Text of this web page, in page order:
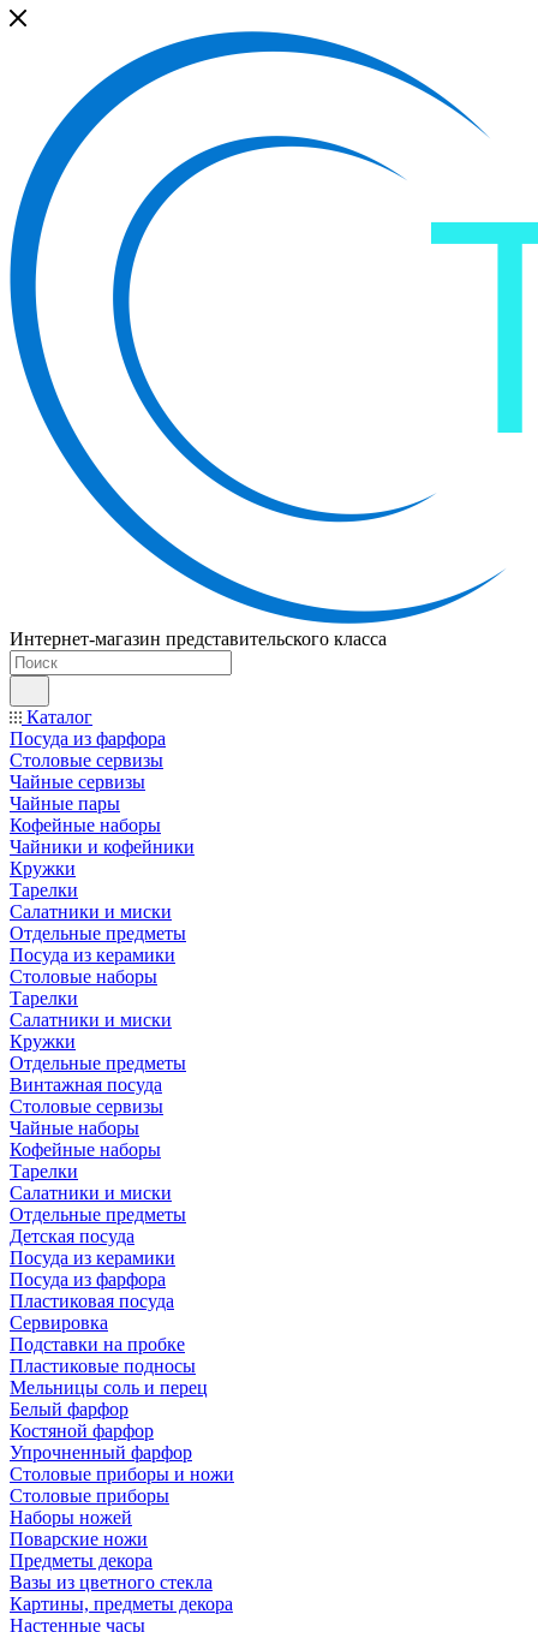
Интернет-магазин представительского класса
Каталог
Посуда из фарфора
Столовые сервизы
Чайные сервизы
Чайные пары
Кофейные наборы
Чайники и кофейники
Кружки
Тарелки
Салатники и миски
Отдельные предметы
Посуда из керамики
Столовые наборы
Тарелки
Салатники и миски
Кружки
Отдельные предметы
Винтажная посуда
Столовые сервизы
Чайные наборы
Кофейные наборы
Тарелки
Салатники и миски
Отдельные предметы
Детская посуда
Посуда из керамики
Посуда из фарфора
Пластиковая посуда
Сервировка
Подставки на пробке
Пластиковые подносы
Мельницы соль и перец
Белый фарфор
Костяной фарфор
Упрочненный фарфор
Столовые приборы и ножи
Столовые приборы
Наборы ножей
Поварские ножи
Предметы декора
Вазы из цветного стекла
Картины, предметы декора
Настенные часы